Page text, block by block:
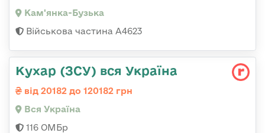
Кам'янка-Бузька
Військова частина А4623
Кухар (ЗСУ) вся Україна
від 20182 до 120182 грн
Вся Україна
116 ОМБр